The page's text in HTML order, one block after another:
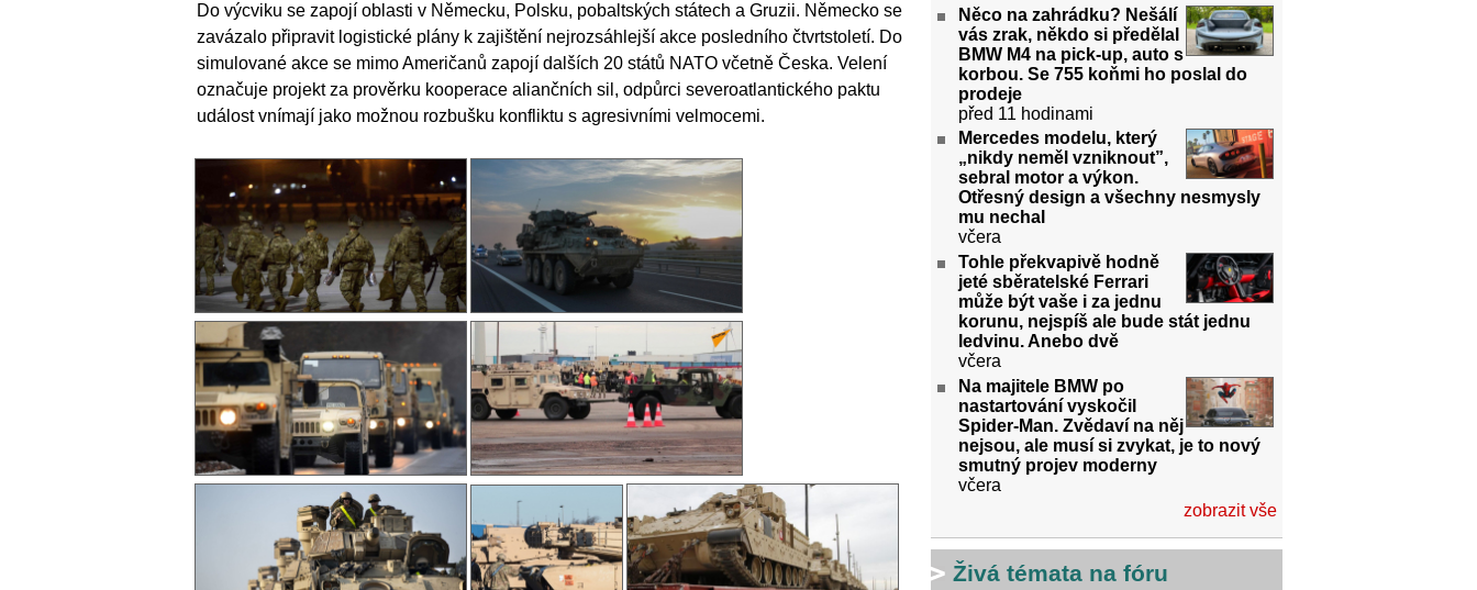
Do výcviku se zapojí oblasti v Německu, Polsku, pobaltských státech a Gruzii. Německo se
zavázalo připravit logistické plány k zajištění nejrozsáhlejší akce posledního čtvrtstoletí. Do
simulované akce se mimo Američanů zapojí dalších 20 států NATO včetně Česka. Velení
označuje projekt za prověrku kooperace aliančních sil, odpůrci severoatlantického paktu
událost vnímají jako možnou rozbušku konfliktu s agresivními velmocemi.
Něco na zahrádku? Nešálí
vás zrak, někdo si předělal
BMW M4 na pick-up, auto s
korbou. Se 755 koňmi ho poslal do
prodeje
před 11 hodinami
Mercedes modelu, který
„nikdy neměl vzniknout”,
sebral motor a výkon.
Otřesný design a všechny nesmysly
mu nechal
včera
Tohle překvapivě hodně
jeté sběratelské Ferrari
může být vaše i za jednu
korunu, nejspíš ale bude stát jednu
ledvinu. Anebo dvě
včera
Na majitele BMW po
nastartování vyskočil
Spider-Man. Zvědaví na něj
nejsou, ale musí si zvykat, je to nový
smutný projev moderny
včera
zobrazit vše
Živá témata na fóru